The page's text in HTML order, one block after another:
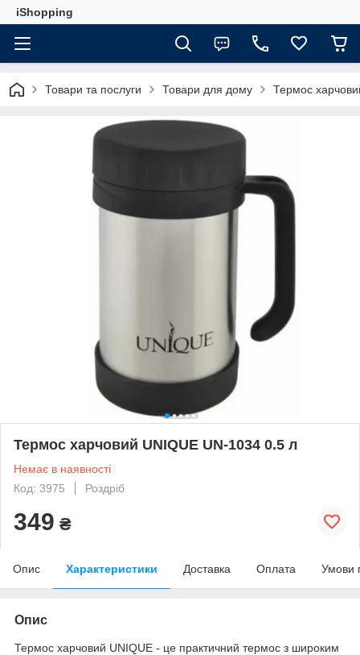
iShopping
Товари та послуги Товари для дому Термос
Термос харчовий UNIQUE UN-1034 0.5 л
Немає в наявності
Код: 3975
Роздріб
349 ₴
Опис Характеристики Доставка Оплата Умови
Опис
Термос харчовий UNIQUE - це практичний термос з широким